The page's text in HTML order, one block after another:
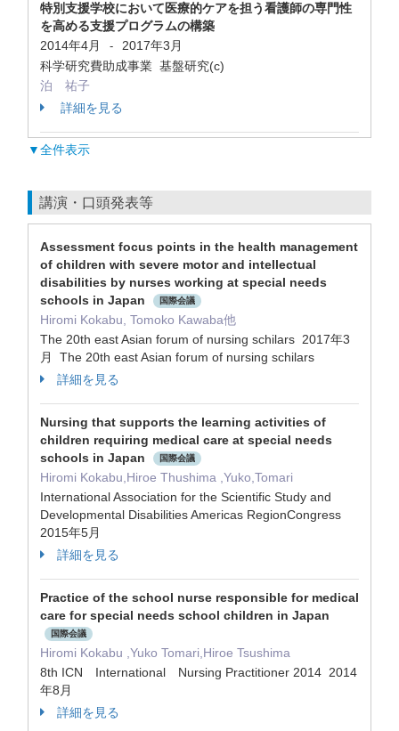
特別支援学校において医療的ケアを担う看護師の専門性
を高める支援プログラムの構築
2014年4月
-
2017年3月
科学研究費助成事業 基盤研究(c)
泊 祐子
詳細を見る
▼全件表示
講演・口頭発表等
Assessment focus points in the health management
of children with severe motor and intellectual
disabilities by nurses working at special needs
schools in Japan
国際会議
Hiromi Kokabu, Tomoko Kawaba他
The 20th east Asian forum of nursing schilars 2017年3
月 The 20th east Asian forum of nursing schilars
詳細を見る
Nursing that supports the learning activities of
children requiring medical care at special needs
schools in Japan
国際会議
Hiromi Kokabu,Hiroe Thushima ,Yuko,Tomari
International Association for the Scientific Study and
Developmental Disabilities Americas RegionCongress
2015年5月
詳細を見る
Practice of the school nurse responsible for medical
care for special needs school children in Japan
国際会議
Hiromi Kokabu ,Yuko Tomari,Hiroe Tsushima
8th ICN International Nursing Practitioner 2014 2014
年8月
詳細を見る